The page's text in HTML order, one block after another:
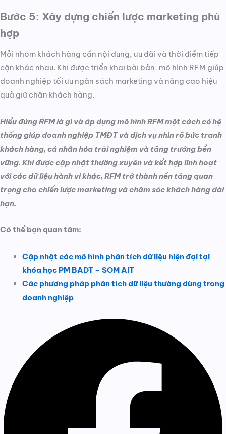
Bước 5: Xây dựng chiến lược marketing phù
hợp
Mỗi nhóm khách hàng cần nội dung, ưu đãi và thời điểm tiếp
cận khác nhau. Khi được triển khai bài bản, mô hình RFM giúp
doanh nghiệp tối ưu ngân sách marketing và nâng cao hiệu
quả giữ chân khách hàng.
Hiểu đúng RFM là gì và áp dụng mô hình RFM một cách có hệ
thống giúp doanh nghiệp TMĐT và dịch vụ nhìn rõ bức tranh
khách hàng, cá nhân hóa trải nghiệm và tăng trưởng bền
vững. Khi được cập nhật thường xuyên và kết hợp linh hoạt
với các dữ liệu hành vi khác, RFM trở thành nền tảng quan
trọng cho chiến lược marketing và chăm sóc khách hàng dài
hạn.
Có thể bạn quan tâm:
Cập nhật các mô hình phân tích dữ liệu hiện đại tại
khóa học PM BADT – SOM AIT
Các phương pháp phân tích dữ liệu thường dùng trong
doanh nghiệp